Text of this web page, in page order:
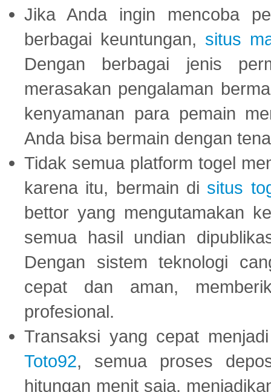
Jika Anda ingin mencoba
berbagai keuntungan, situs
Dengan berbagai jenis
merasakan pengalaman
kenyamanan para pemain
Anda bisa bermain dengan
Tidak semua platform togel
karena itu, bermain di situs
bettor yang mengutamakan
semua hasil undian
Dengan sistem teknologi
cepat dan aman,
profesional.
Transaksi yang cepat
Toto92, semua proses
hitungan menit saja,